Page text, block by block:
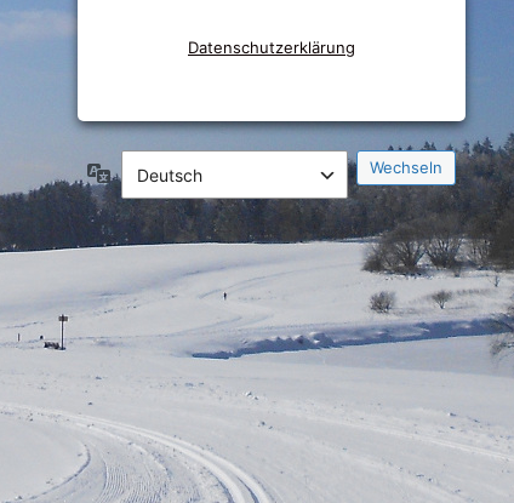
Datenschutzerklärung
Sprache